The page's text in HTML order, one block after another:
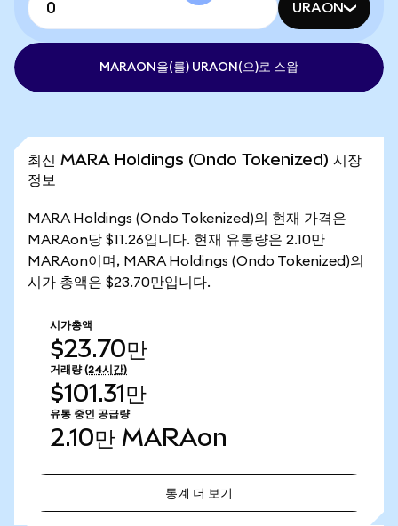
URAON
MARAON을(를) URAON(으)로 스왑
최신 MARA Holdings (Ondo Tokenized) 시장
정보
MARA Holdings (Ondo Tokenized)의 현재 가격은
MARAon당 $11.26입니다. 현재 유통량은 2.10만
MARAon이며, MARA Holdings (Ondo Tokenized)의
시가 총액은 $23.70만입니다.
시가총액
$23.70만
거래량 (24시간)
$101.31만
유통 중인 공급량
2.10만 MARAon
통계 더 보기